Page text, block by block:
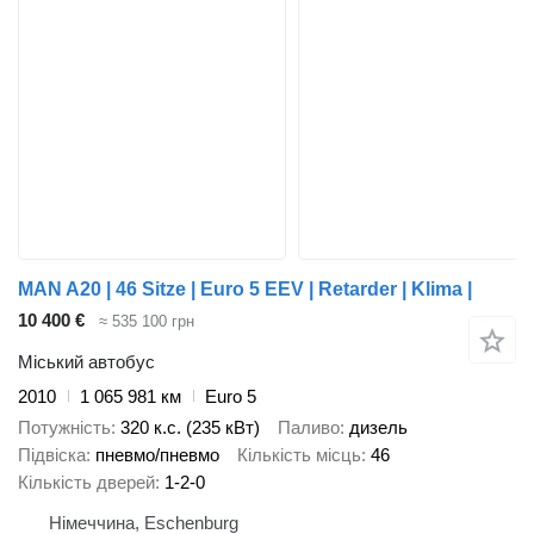
MAN A20 | 46 Sitze | Euro 5 EEV | Retarder | Klima |
10 400 €
≈ 535 100 грн
Міський автобус
2010
1 065 981 км
Euro 5
Потужність 320 к.с. (235 кВт) Паливо дизель
Підвіска пневмо/пневмо Кількість місць 46
Кількість дверей 1-2-0
Німеччина, Eschenburg